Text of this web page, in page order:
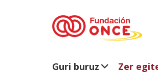
Guri buruz Zer